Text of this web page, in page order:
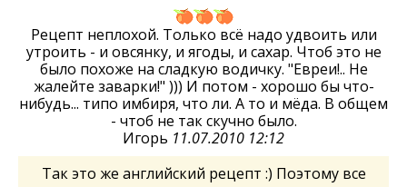
Рецепт неплохой. Только всё надо удвоить или
утроить - и овсянку, и ягоды, и сахар. Чтоб это не
было похоже на сладкую водичку. "Евреи!.. Не
жалейте заварки!" ))) И потом - хорошо бы что-
нибудь... типо имбиря, что ли. А то и мёда. В общем
- чтоб не так скучно было.
Игорь 11.07.2010 12:12
Так это же английский рецепт :) Поэтому все